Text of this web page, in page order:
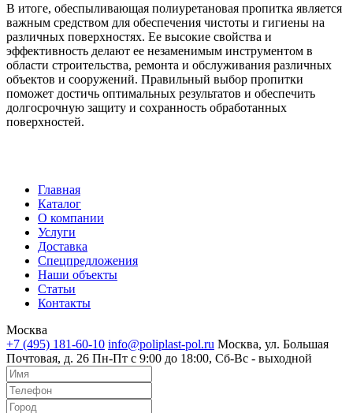
В итоге, обеспыливающая полиуретановая пропитка является
важным средством для обеспечения чистоты и гигиены на
различных поверхностях. Ее высокие свойства и
эффективность делают ее незаменимым инструментом в
области строительства, ремонта и обслуживания различных
объектов и сооружений. Правильный выбор пропитки
поможет достичь оптимальных результатов и обеспечить
долгосрочную защиту и сохранность обработанных
поверхностей.
Главная
Каталог
О компании
Услуги
Доставка
Спецпредложения
Наши объекты
Статьи
Контакты
Москва
+7 (495) 181-60-10 info@poliplast-pol.ru Москва, ул. Большая
Почтовая, д. 26 Пн-Пт c 9:00 до 18:00, Сб-Вс - выходной